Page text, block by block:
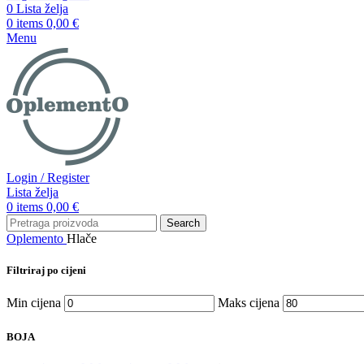
0 Lista želja
0 items 0,00 €
Menu
Login / Register
Lista želja
0 items 0,00 €
Search
Oplemento Hlače
Filtriraj po cijeni
Min cijena Maks cijena
BOJA